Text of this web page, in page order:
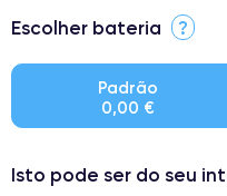
⭐ Premium
● Bateria: Adequada para uso
● Apenas 5% dos nossos
Escolher bateria ?
Padrão
0,00 €
Isto pode ser do seu